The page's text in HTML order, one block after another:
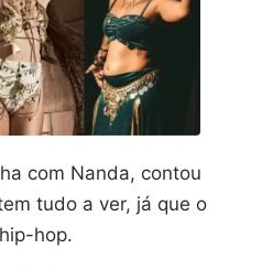
com Nanda, contou
tudo a ver, já que o
hop.